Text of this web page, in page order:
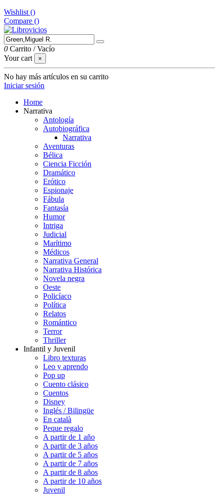
Wishlist ()
Compare ()
0 Carrito /Vacío
Your cart
×
No hay más artículos en su carrito
Iniciar sesión
Home
Narrativa
Antología
Autobiográfica
Narrativa
Aventuras
Bélica
Ciencia Ficción
Dramático
Erótico
Espionaje
Fábula
Fantasía
Humor
Intriga
Judicial
Marítimo
Médicos
Narrativa General
Narrativa Histórica
Novela negra
Oeste
Policíaco
Política
Relatos
Romántico
Terror
Thriller
Infantil y Juvenil
Libro texturas
Leo y aprendo
Pop up
Cuento clásico
Cuentos
Disney
Inglés / Bilingüe
En català
Peque regalo
A partir de 1 año
A partir de 3 años
A partir de 5 años
A partir de 7 años
A partir de 8 años
A partir de 10 años
Juvenil